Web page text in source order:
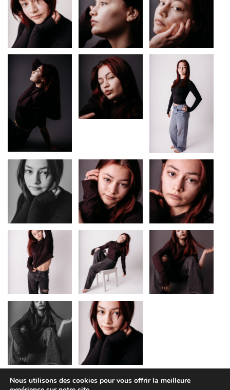
Nous utilisons des cookies pour vous offrir la meilleure